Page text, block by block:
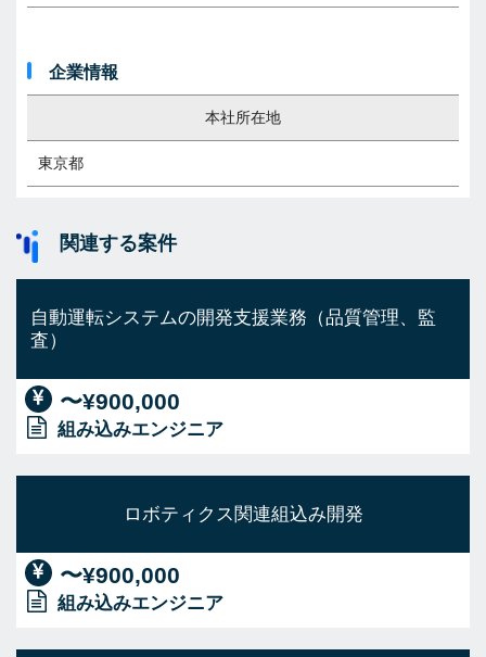
企業情報
本社所在地
東京都
関連する案件
自動運転システムの開発支援業務（品質管理、監
査）
〜¥900,000
組み込みエンジニア
ロボティクス関連組込み開発
〜¥900,000
組み込みエンジニア